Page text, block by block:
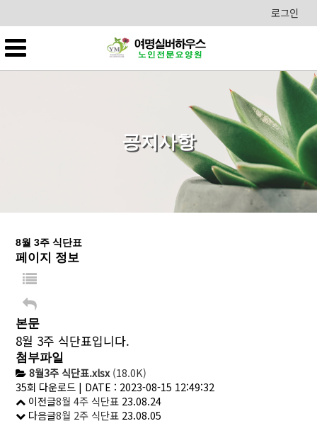
로그인
공지사항
8월 3주 식단표
페이지 정보
본문
8월 3주 식단표입니다.
첨부파일
8월3주 식단표.xlsx(18.0K)
35회 다운로드 | DATE : 2023-08-15 12:49:32
이전글8월 4주 식단표 23.08.24
다음글8월 2주 식단표 23.08.05